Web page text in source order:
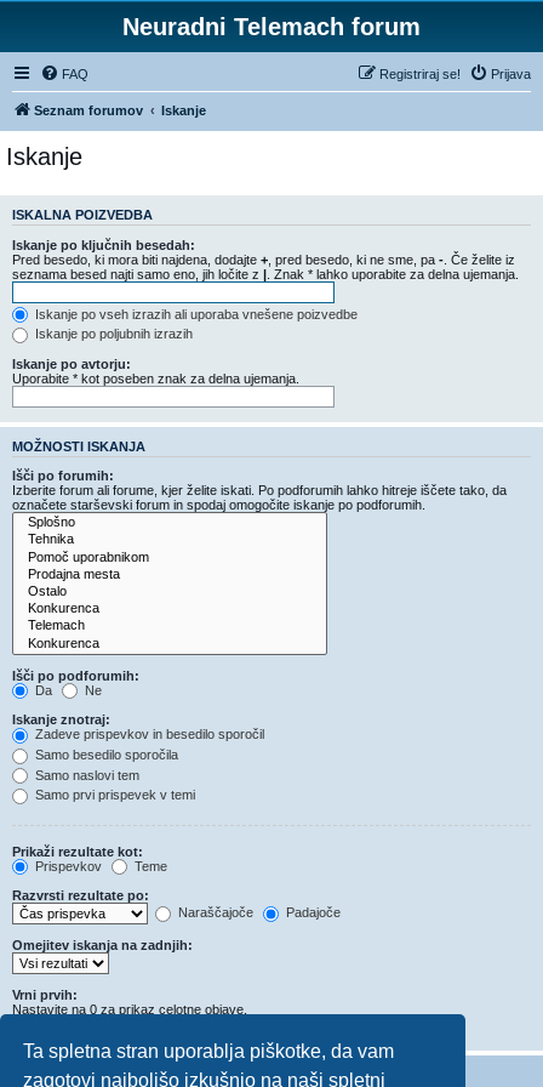
Ta spletna stran uporablja piškotke, da vam
zagotovi najboljšo izkušnjo na naši spletni
Neuradni Telemach forum
FAQ Prijava
Registriraj se!
Seznam forumov Iskanje
Iskanje
ISKALNA POIZVEDBA
Iskanje po ključnih besedah:
Pred besedo, ki mora biti najdena, dodajte + , pred besedo, ki ne sme, pa - . Če želite iz
seznama besed najti samo eno, jih ločite z | . Znak * lahko uporabite za delna ujemanja.
Iskanje po vseh izrazih ali uporaba vnešene poizvedbe
Iskanje po poljubnih izrazih
Iskanje po avtorju:
Uporabite * kot poseben znak za delna ujemanja.
MOŽNOSTI ISKANJA
Išči po forumih:
Izberite forum ali forume, kjer želite iskati. Po podforumih lahko hitreje iščete tako, da
označete starševski forum in spodaj omogočite iskanje po podforumih.
Išči po podforumih:
Da
Ne
Iskanje znotraj:
Zadeve prispevkov in besedilo sporočil
Samo besedilo sporočila
Samo naslovi tem
Samo prvi prispevek v temi
Prikaži rezultate kot:
Prispevkov
Teme
Razvrsti rezultate po:
Naraščajoče
Padajoče
Omejitev iskanja na zadnjih:
Vrni prvih:
Nastavite na 0 za prikaz celotne objave.